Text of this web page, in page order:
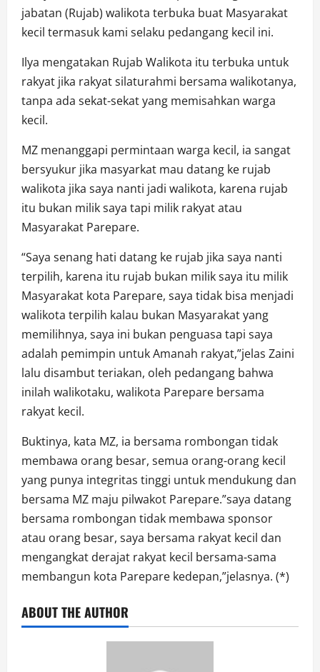
jabatan (Rujab) walikota terbuka buat Masyarakat
kecil termasuk kami selaku pedangang kecil ini.
Ilya mengatakan Rujab Walikota itu terbuka untuk
rakyat jika rakyat silaturahmi bersama walikotanya,
tanpa ada sekat-sekat yang memisahkan warga
kecil.
MZ menanggapi permintaan warga kecil, ia sangat
bersyukur jika masyarkat mau datang ke rujab
walikota jika saya nanti jadi walikota, karena rujab
itu bukan milik saya tapi milik rakyat atau
Masyarakat Parepare.
“Saya senang hati datang ke rujab jika saya nanti
terpilih, karena itu rujab bukan milik saya itu milik
Masyarakat kota Parepare, saya tidak bisa menjadi
walikota terpilih kalau bukan Masyarakat yang
memilihnya, saya ini bukan penguasa tapi saya
adalah pemimpin untuk Amanah rakyat,”jelas Zaini
lalu disambut teriakan, oleh pedangang bahwa
inilah walikotaku, walikota Parepare bersama
rakyat kecil.
Buktinya, kata MZ, ia bersama rombongan tidak
membawa orang besar, semua orang-orang kecil
yang punya integritas tinggi untuk mendukung dan
bersama MZ maju pilwakot Parepare.”saya datang
bersama rombongan tidak membawa sponsor
atau orang besar, saya bersama rakyat kecil dan
mengangkat derajat rakyat kecil bersama-sama
membangun kota Parepare kedepan,”jelasnya. (*)
ABOUT THE AUTHOR